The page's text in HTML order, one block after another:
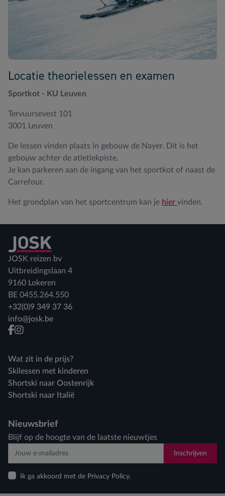
Locatie theorielessen en examen
Sportkot - KU Leuven
Tervuursevest 101
3001 Leuven
De lessen vinden plaats in gebouw de Nayer. Dit is het
gebouw achter de atletiekpiste.
Je kan parkeren aan de ingang van het sportkot of naast de
Carrefour.
Het grondplan van het sportcentrum kan je hier vinden.
Terug naar home
JOSK reizen bv
Uitbreidingslaan 4
9160 Lokeren
BE 0455.264.550
+32(0)9 349 37 36
info@josk.be
facebook
instagram
Wat zit in de prijs?
Skilessen met kinderen
Shortski naar Oostenrijk
Shortski naar Italië
Nieuwsbrief
Blijf op de hoogte van de laatste nieuwtjes
Inschrijven
Ik ga akkoord met de Privacy Policy.